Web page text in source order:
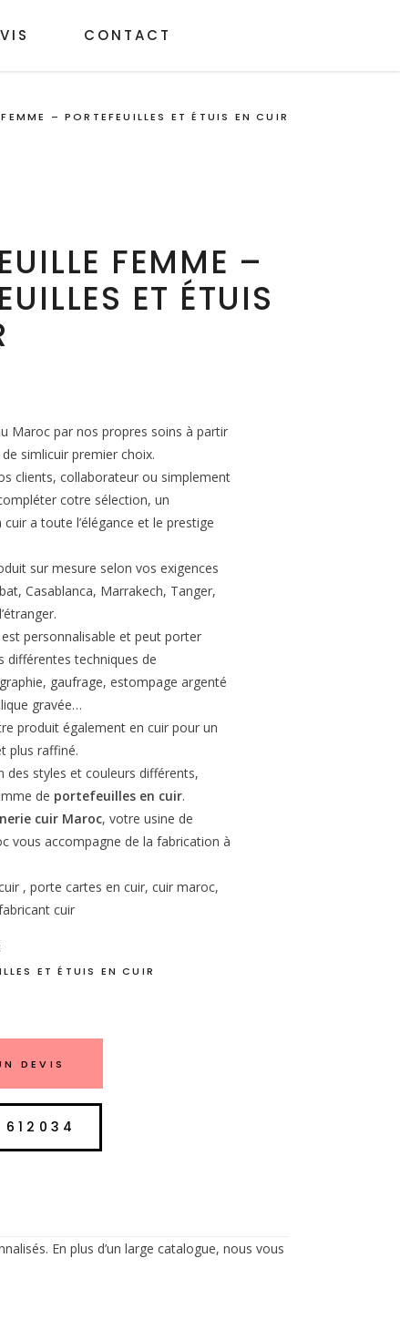
CONTACT
– PORTEFEUILLES ET ÉTUIS EN CUIR
FEMME –
ET ÉTUIS
Maroc par nos propres soins à partir
simlicuir premier choix.
clients, collaborateur ou simplement
cotre sélection, un
a toute l’élégance et le prestige
sur mesure selon vos exigences
Casablanca, Marrakech, Tanger,
personnalisable et peut porter
différentes techniques de
gaufrage, estompage argenté
gravée…
produit également en cuir pour un
plus raffiné.
des styles et couleurs différents,
de portefeuilles en cuir.
cuir Maroc, votre usine de
vous accompagne de la fabrication à
, porte cartes en cuir, cuir maroc,
cuir
ET ÉTUIS EN CUIR
DEVIS
En plus d’un large catalogue, nous vous